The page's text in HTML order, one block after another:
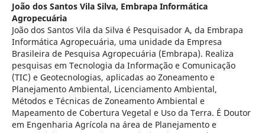
João dos Santos Vila Silva, Embrapa Informática
Agropecuária
João dos Santos Vila da Silva é Pesquisador A, da Embrapa
Informática Agropecuária, uma unidade da Empresa
Brasileira de Pesquisa Agropecuária (Embrapa). Realiza
pesquisas em Tecnologia da Informação e Comunicação
(TIC) e Geotecnologias, aplicadas ao Zoneamento e
Planejamento Ambiental, Licenciamento Ambiental,
Métodos e Técnicas de Zoneamento Ambiental e
Mapeamento de Cobertura Vegetal e Uso da Terra. É Doutor
em Engenharia Agrí­cola na área de Planejamento e